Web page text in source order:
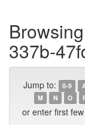
337b-
Jump to: 0-9
M
N O
or enter first